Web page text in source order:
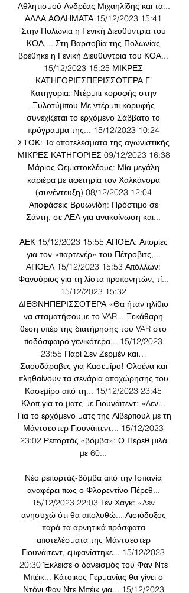
Αθλητισμού Ανδρέας Μιχαηλίδης και τα...
ΑΛΛΑ ΑΘΛΗΜΑΤΑ 15/12/2023 15:41
Στην Πολωνία η Γενική Διευθύντρια του
ΚΟΑ,... Στη Βαρσοβία της Πολωνίας
βρέθηκε η Γενική Διευθύντρια του ΚΟΑ...
15/12/2023 15:25 ΜΙΚΡΕΣ
ΚΑΤΗΓΟΡΙΕΣΠΕΡΙΣΣΟΤΕΡΑ Γ’
Κατηγορία: Ντέρμπι κορυφής στην
Ξυλοτύμπου Με ντέρμπι κορυφής
συνεχίζεται το ερχόμενο Σάββατο το
πρόγραμμα της... 15/12/2023 10:24
ΣΤΟΚ: Τα αποτελέσματα της αγωνιστικής
ΜΙΚΡΕΣ ΚΑΤΗΓΟΡΙΕΣ 09/12/2023 16:38
Μάριος Θεμιστοκλέους: Μία μεγάλη
καριέρα με αφετηρία τον Χαλκάνορα
(συνέντευξη) 08/12/2023 12:04
Αποφάσεις Βρυωνίδη: Πρόστιμο σε
Σάντη, σε ΑΕΛ για ανακοίνωση και...
ΑΕΚ 15/12/2023 15:55 ΑΠΟΕΛ: Απορίες
για τον «παρτενέρ» του Πέτροβιτς,...
ΑΠΟΕΛ 15/12/2023 15:53 Απόλλων:
Φανούριος για τη λίστα προπονητών, τί...
15/12/2023 15:32
ΔΙΕΘΝΗΠΕΡΙΣΣΟΤΕΡΑ «Θα ήταν ηλίθιο
να σταματήσουμε το VAR... Ξεκάθαρη
θέση υπέρ της διατήρησης του VAR στο
ποδόσφαιρο γενικότερα... 15/12/2023
23:55 Παρί Σεν Ζερμέν και…
Σαουδάραβες για Κασεμίρο! Ολοένα και
πληθαίνουν τα σενάρια αποχώρησης του
Κασεμίρο από τη... 15/12/2023 23:45
Κλοπ για το ματς με Γιουνάιτεντ: «Δεν...
Για το ερχόμενο ματς της Λίβερπουλ με τη
Μάντσεστερ Γιουνάιτεντ... 15/12/2023
23:02 Ρεπορτάζ «βόμβα»: Ο Πέρεθ μιλά
με 60...
Νέο ρεπορτάζ-βόμβα από την Ισπανία
αναφέρει πως ο Φλορεντίνο Πέρεθ...
15/12/2023 22:03 Τεν Χαγκ: «Δεν
ανησυχώ ότι θα απολυθώ... Αισιόδοξος
παρά τα αρνητικά πρόσφατα
αποτελέσματα της Μάντσεστερ
Γιουνάιτεντ, εμφανίστηκε... 15/12/2023
20:30 Έκλεισε ο δανεισμός του Φαν Ντε
Μπέικ... Κάτοικος Γερμανίας θα γίνει ο
Ντόνι Φαν Ντε Μπέικ για... 15/12/2023